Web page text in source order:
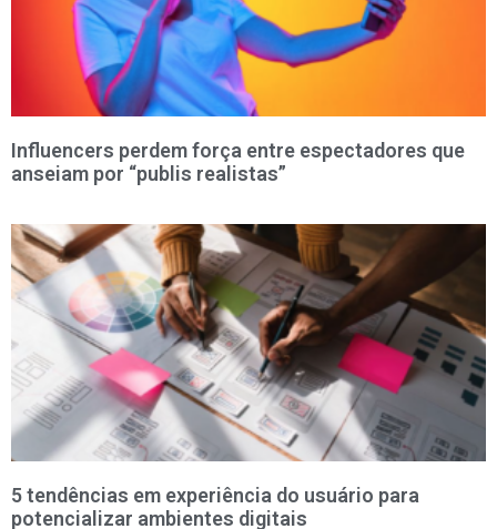
Influencers perdem força entre espectadores que
anseiam por “publis realistas”
5 tendências em experiência do usuário para
potencializar ambientes digitais